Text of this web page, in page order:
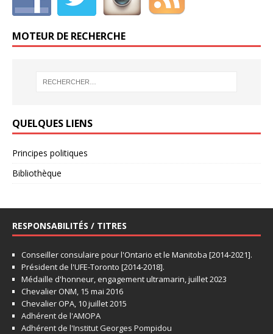
MOTEUR DE RECHERCHE
QUELQUES LIENS
Principes politiques
Bibliothèque
RESPONSABILITÉS / TITRES
Conseiller consulaire pour l'Ontario et le Manitoba [2014-2021].
Président de l'UFE-Toronto [2014-2018].
Médaille d'honneur, engagement ultramarin, juillet 2023
Chevalier ONM, 15 mai 2016
Chevalier OPA, 10 juillet 2015
Adhérent de l'AMOPA
Adhérent de l'Institut Georges Pompidou